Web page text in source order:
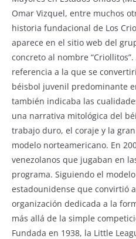
Omar Vizquel, entre muchos
historia fundacional de Los
aparece en el sitio web del
concreto al nombre
referencia a la que se
béisbol juvenil predominante
también indicaba las
una narrativa mitológica del
trabajo duro, el coraje y la
modelo norteamericano. En
venezolanos que jugaban en
programa. Siguiendo el
estadounidense que convirtió
organización dedicada a la
más allá de la simple
Fundada en 1938, la Little